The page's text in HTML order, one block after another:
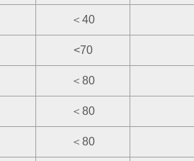
＜40
<70
＜80
＜80
＜80